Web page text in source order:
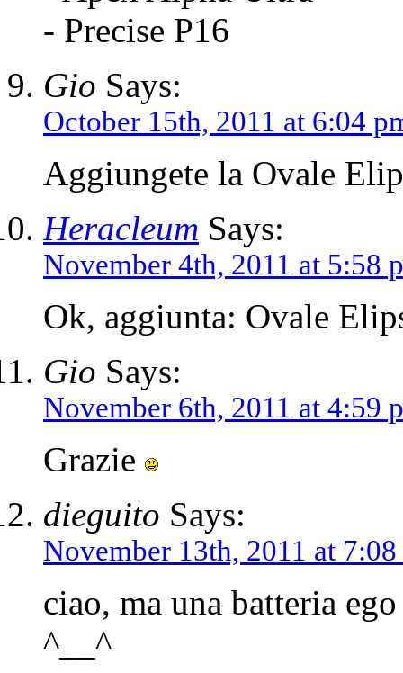
- Precise P16
Gio Says:
October 15th, 2011 at 6:04
Aggiungete la Ovale
Heracleum Says:
November 4th, 2011 at 5:58
Ok, aggiunta: Ovale
Gio Says:
November 6th, 2011 at 4:59
Grazie
dieguito Says:
November 13th, 2011 at
ciao, ma una batteria
^__^